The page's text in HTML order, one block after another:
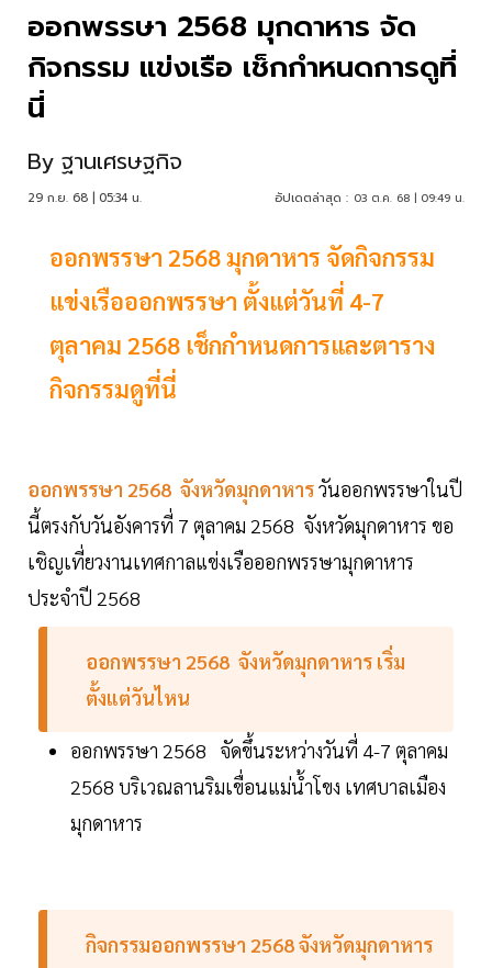
ออกพรรษา 2568 มุกดาหาร จัด
กิจกรรม แข่งเรือ เช็กกำหนดการดูที่
นี่
By ฐานเศรษฐกิจ
29 ก.ย. 68 | 05:34 น. อัปเดตล่าสุด : 03 ต.ค. 68 | 09:49 น.
ออกพรรษา 2568 มุกดาหาร จัดกิจกรรม
แข่งเรือออกพรรษา ตั้งแต่วันที่ 4-7
ตุลาคม 2568 เช็กกำหนดการและตาราง
กิจกรรมดูที่นี่
ออกพรรษา 2568 จังหวัดมุกดาหารวันออกพรรษาในปี
นี้ตรงกับวันอังคารที่ 7 ตุลาคม 2568 จังหวัดมุกดาหาร ขอ
เชิญเที่ยวงานเทศกาลแข่งเรือออกพรรษามุกดาหาร
ประจำปี 2568
ออกพรรษา 2568 จังหวัดมุกดาหาร เริ่ม
ตั้งแต่วันไหน
ออกพรรษา 2568 จัดขึ้นระหว่างวันที่ 4-7 ตุลาคม
2568 บริเวณลานริมเขื่อนแม่น้ำโขง เทศบาลเมือง
มุกดาหาร
กิจกรรมออกพรรษา 2568 จังหวัดมุกดาหาร